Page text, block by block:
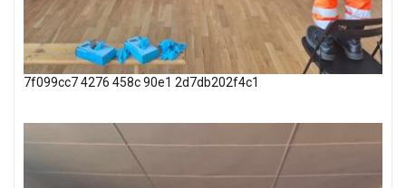
7f099cc7 4276 458c 90e1 2d7db202f4c1